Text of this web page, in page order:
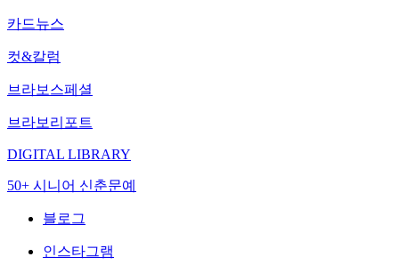
카드뉴스
컷&칼럼
브라보스페셜
브라보리포트
DIGITAL LIBRARY
50+ 시니어 신춘문예
블로그
인스타그램